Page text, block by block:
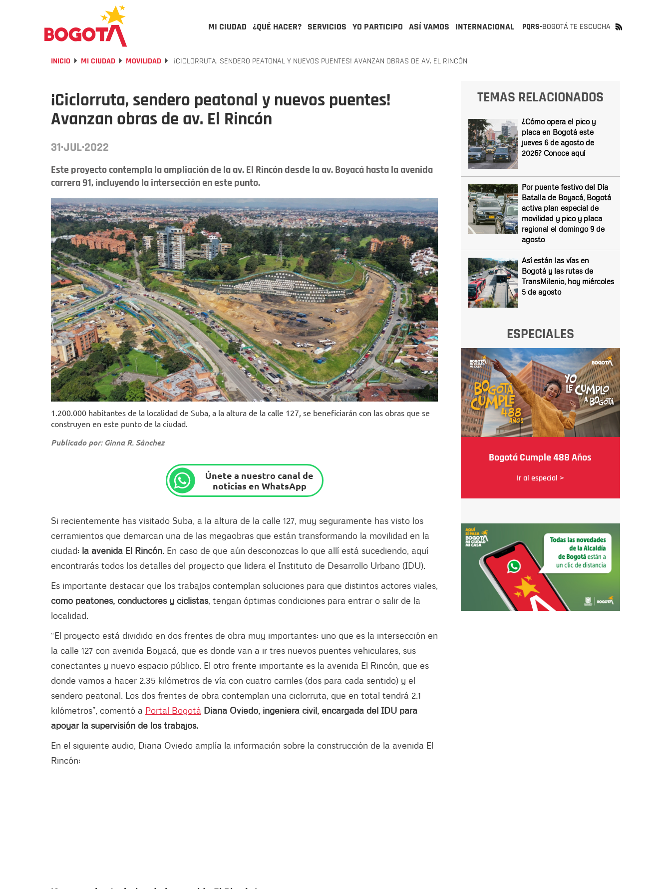
MI CIUDAD ¿QUÉ HACER? SERVICIOS YO PARTICIPO ASÍ VAMOS INTERNACIONAL PQRS-BOGOTÁ TE ESCUCHA
INICIO MI CIUDAD MOVILIDAD ¡CICLORRUTA, SENDERO PEATONAL Y NUEVOS PUENTES! AVANZAN OBRAS DE AV. EL RINCÓN
¡Ciclorruta, sendero peatonal y nuevos puentes!
Avanzan obras de av. El Rincón
31·JUL·2022
Este proyecto contempla la ampliación de la av. El Rincón desde la av. Boyacá hasta la avenida
carrera 91, incluyendo la intersección en este punto.
Foto: IDU
1.200.000 habitantes de la localidad de Suba, a la altura de la calle 127, se beneficiarán con las obras que se
construyen en este punto de la ciudad.
Publicado por: Ginna R. Sánchez
Únete a nuestro canal de
noticias en WhatsApp
Si recientemente has visitado Suba, a la altura de la calle 127, muy seguramente has visto los
cerramientos que demarcan una de las megaobras que están transformando la movilidad en la
ciudad: la avenida El Rincón. En caso de que aún desconozcas lo que allí está sucediendo, aquí
encontrarás todos los detalles del proyecto que lidera el Instituto de Desarrollo Urbano (IDU).
Es importante destacar que los trabajos contemplan soluciones para que distintos actores viales,
como peatones, conductores y ciclistas, tengan óptimas condiciones para entrar o salir de la
localidad.
“El proyecto está dividido en dos frentes de obra muy importantes: uno que es la intersección en
la calle 127 con avenida Boyacá, que es donde van a ir tres nuevos puentes vehiculares, sus
conectantes y nuevo espacio público. El otro frente importante es la avenida El Rincón, que es
donde vamos a hacer 2.35 kilómetros de vía con cuatro carriles (dos para cada sentido) y el
sendero peatonal. Los dos frentes de obra contemplan una ciclorruta, que en total tendrá 2.1
kilómetros”, comentó a Portal Bogotá Diana Oviedo, ingeniera civil, encargada del IDU para
apoyar la supervisión de los trabajos.
En el siguiente audio, Diana Oviedo amplía la información sobre la construcción de la avenida El
Rincón:
TEMAS RELACIONADOS
¿Cómo opera el pico y
placa en Bogotá este
jueves 6 de agosto de
2026? Conoce aquí
Por puente festivo del Día
Batalla de Boyacá, Bogotá
activa plan especial de
movilidad y pico y placa
regional el domingo 9 de
agosto
Así están las vías en
Bogotá y las rutas de
TransMilenio, hoy miércoles
5 de agosto
ESPECIALES
Bogotá Cumple 488 Años
Ir al especial >